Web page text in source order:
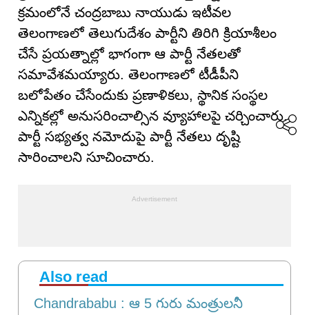
క్ర‌మంలోనే చంద్రబాబు నాయుడు ఇటీవ‌ల‌
తెలంగాణలో తెలుగుదేశం పార్టీని తిరిగి క్రియాశీలం
చేసే ప్రయత్నాల్లో భాగంగా ఆ పార్టీ నేతలతో
సమావేశమయ్యారు. తెలంగాణలో టీడీపీని
బలోపేతం చేసేందుకు ప్రణాళికలు, స్థానిక సంస్థల
ఎన్నికల్లో అనుసరించాల్సిన వ్యూహాలపై చర్చించారు.
పార్టీ సభ్యత్వ నమోదుపై పార్టీ నేతలు దృష్టి
సారించాలని సూచించారు.
Also read
Chandrababu : ఆ 5 గురు మంత్రులనీ